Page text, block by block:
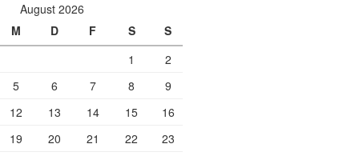
August 2026
M D F S
S
1
2
5 6 7 8
9
12 13 14 15
16
19 20 21 22
23